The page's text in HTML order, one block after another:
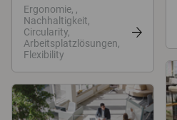
Ergonomie, ,
Nachhaltigkeit,
Circularity,
Arbeitsplatzlösungen,
Flexibility